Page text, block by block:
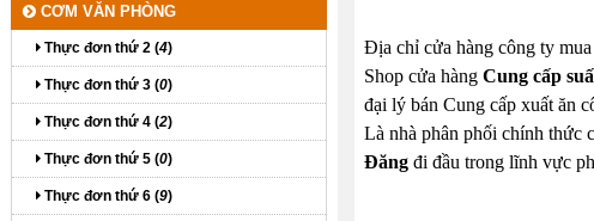
Địa chỉ cửa hàng công ty
Shop cửa hàng Cung cấp
đại lý bán Cung cấp xuất ăn
Là nhà phân phối chính thức
Đăngđi đầu trong lĩnh vực
CƠM VĂN PHÒNG
Thực đơn thứ 2 (4)
Thực đơn thứ 3 (0)
Thực đơn thứ 4 (2)
Thực đơn thứ 5 (0)
Thực đơn thứ 6 (9)